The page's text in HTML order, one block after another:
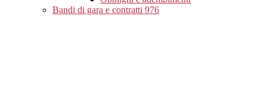
Bandi di gara e contratti 976